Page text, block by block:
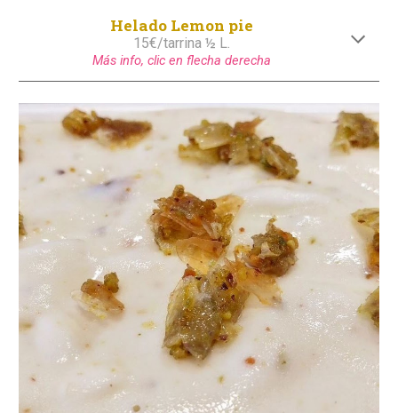
Helado Lemon pie
1 5€/tarrina ½ L.
Más info, clic en flecha derecha